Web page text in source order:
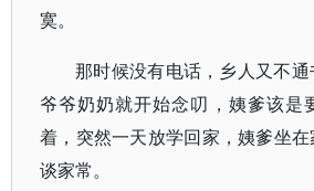
寞。
那时候没有电话，乡人又不通
爷爷奶奶就开始念叨，姨爹该是
着，突然一天放学回家，姨爹坐
谈家常。